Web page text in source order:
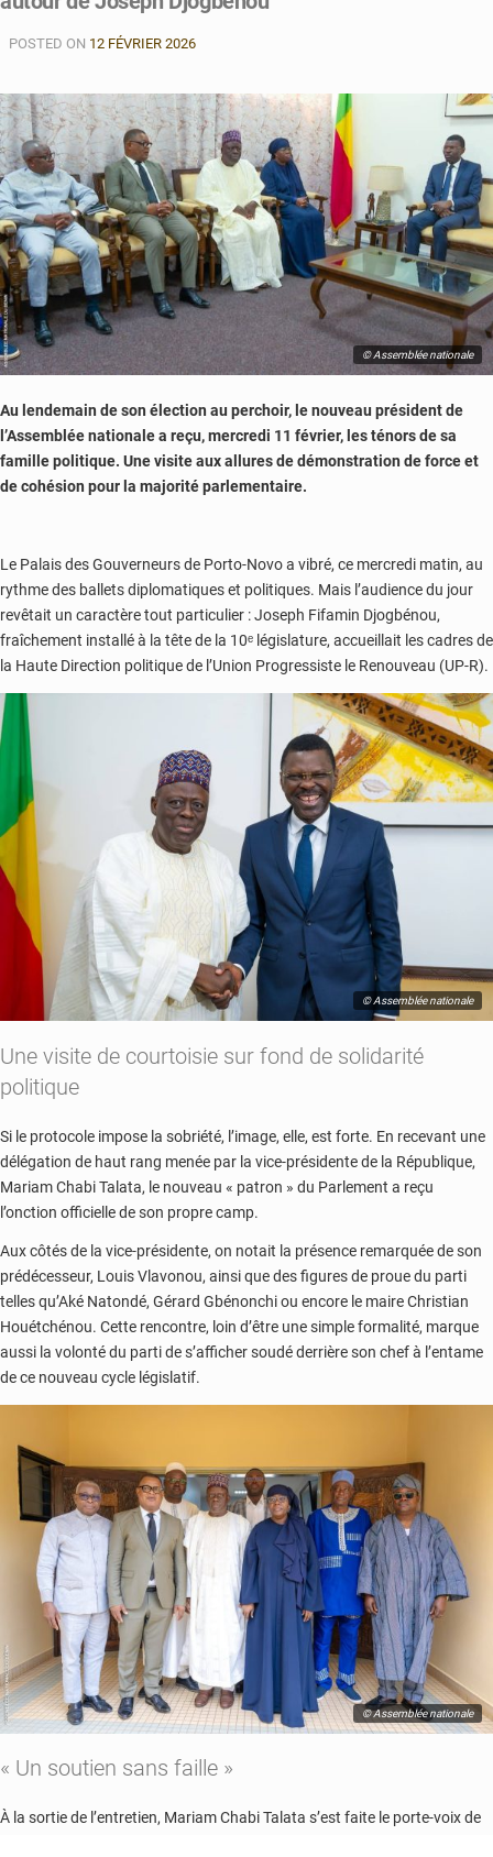
POSTED ON 12 FÉVRIER 2026
© Assemblée nationale
Au lendemain de son élection au perchoir, le nouveau président de
l’Assemblée nationale a reçu, mercredi 11 février, les ténors de sa
famille politique. Une visite aux allures de démonstration de force et
de cohésion pour la majorité parlementaire.
Le Palais des Gouverneurs de Porto-Novo a vibré, ce mercredi matin, au
rythme des ballets diplomatiques et politiques. Mais l’audience du jour
revêtait un caractère tout particulier : Joseph Fifamin Djogbénou,
fraîchement installé à la tête de la 10ᵉ législature, accueillait les cadres de
la Haute Direction politique de l’Union Progressiste le Renouveau (UP-R).
© Assemblée nationale
Une visite de courtoisie sur fond de solidarité
politique
Si le protocole impose la sobriété, l’image, elle, est forte. En recevant une
délégation de haut rang menée par la vice-présidente de la République,
Mariam Chabi Talata, le nouveau « patron » du Parlement a reçu
l’onction officielle de son propre camp.
Aux côtés de la vice-présidente, on notait la présence remarquée de son
prédécesseur, Louis Vlavonou, ainsi que des figures de proue du parti
telles qu’Aké Natondé, Gérard Gbénonchi ou encore le maire Christian
Houétchénou. Cette rencontre, loin d’être une simple formalité, marque
aussi la volonté du parti de s’afficher soudé derrière son chef à l’entame
de ce nouveau cycle législatif.
© Assemblée nationale
« Un soutien sans faille »
À la sortie de l’entretien, Mariam Chabi Talata s’est faite le porte-voix de